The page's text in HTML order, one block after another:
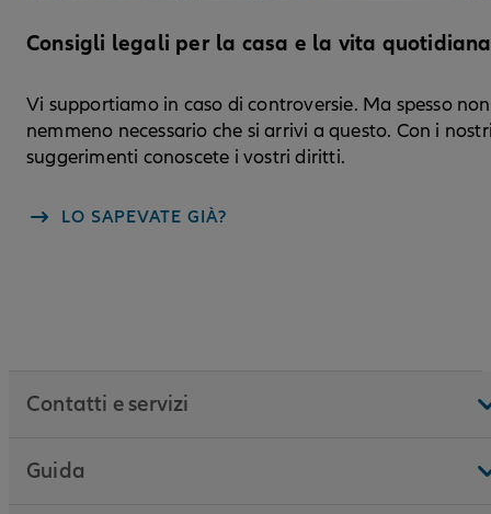
Consigli legali per la casa e la vita quotidiana
Vi supportiamo in caso di controversie. Ma spesso
nemmeno necessario che si arrivi a questo. Con i
suggerimenti conoscete i vostri diritti.
LO SAPEVATE GIÀ?
Contatti e servizi
Guida